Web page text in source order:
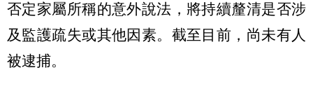
否定家屬所稱的意外說法，將持續釐清是否涉
及監護疏失或其他因素。截至目前，尚未有人
被逮捕。